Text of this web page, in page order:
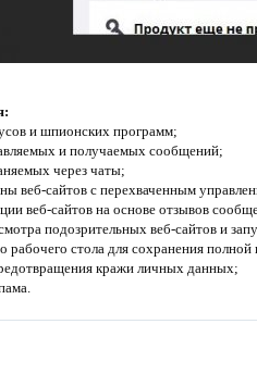
и шпионских программ;
и получаемых сообщений;
через чаты;
веб-сайтов с перехваченным
веб-сайтов на основе отзывов
подозрительных веб-сайтов и
рабочего стола для сохранения
кражи личных данных;